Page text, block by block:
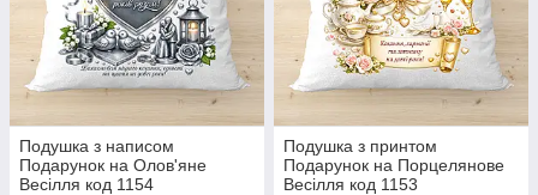
Подушка з написом
Подарунок на Олов'яне
Весілля код 1154
Подушка з принтом
Подарунок на Порцелянове
Весілля код 1153